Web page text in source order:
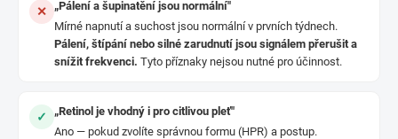
✕
„Pálení a šupinatění jsou normální"
Mírné napnutí a suchost jsou normální v prvních týdnech.
Pálení, štípání nebo silné zarudnutí jsou signálem přerušit a
snížit frekvenci. Tyto příznaky nejsou nutné pro účinnost.
✓
„Retinol je vhodný i pro citlivou pleť"
Ano — pokud zvolíte správnou formu (HPR) a postup.